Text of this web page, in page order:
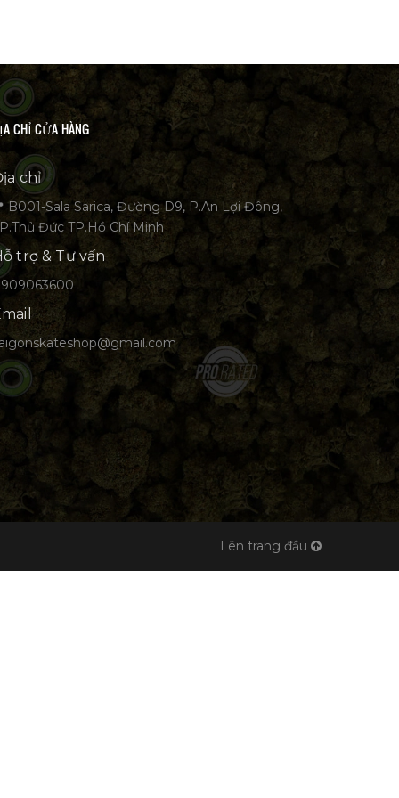
CHỈ CỬA HÀNG
chỉ
B001-Sala Sarica, Đường D9, P.An Lợi Đông,
Đức TP.Hồ Chí Minh
trợ & Tư vấn
Lên trang đầu